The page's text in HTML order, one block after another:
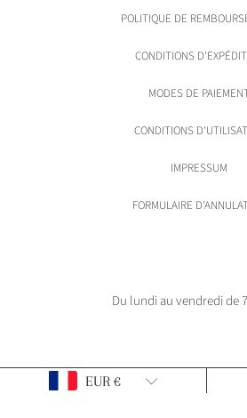
POLITIQUE DE
CONDITIONS
MODES DE
CONDITIONS
IMPRESSUM
FORMULAIRE
Du lundi au vendredi de
Pays/Région EUR €